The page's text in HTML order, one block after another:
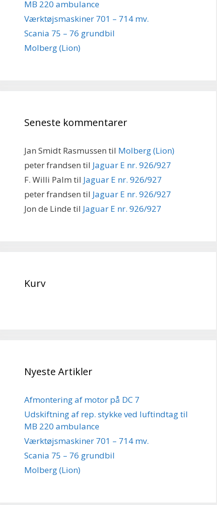
MB 220 ambulance
Værktøjsmaskiner 701 – 714 mv.
Scania 75 – 76 grundbil
Molberg (Lion)
Seneste kommentarer
Jan Smidt Rasmussen til Molberg (Lion)
peter frandsen til Jaguar E nr. 926/927
F. Willi Palm til Jaguar E nr. 926/927
peter frandsen til Jaguar E nr. 926/927
Jon de Linde til Jaguar E nr. 926/927
Kurv
Nyeste Artikler
Afmontering af motor på DC 7
Udskiftning af rep. stykke ved luftindtag til
MB 220 ambulance
Værktøjsmaskiner 701 – 714 mv.
Scania 75 – 76 grundbil
Molberg (Lion)